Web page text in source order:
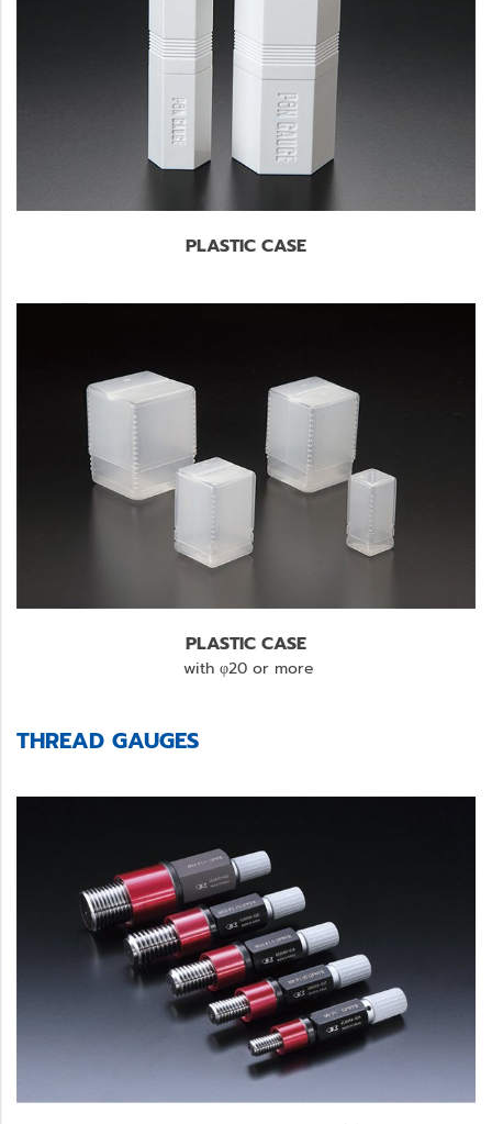
PLASTIC CASE
PLASTIC CASE
with φ20 or more
THREAD GAUGES